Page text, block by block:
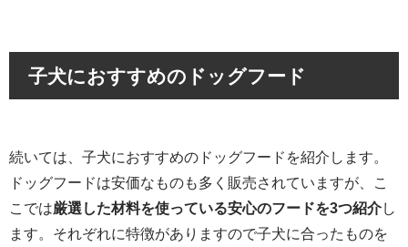
子犬におすすめのドッグフード
続いては、子犬におすすめのドッグフードを紹介します。
ドッグフードは安価なものも多く販売されていますが、こ
こでは厳選した材料を使っている安心のフードを3つ紹介し
ます。それぞれに特徴がありますので子犬に合ったものを